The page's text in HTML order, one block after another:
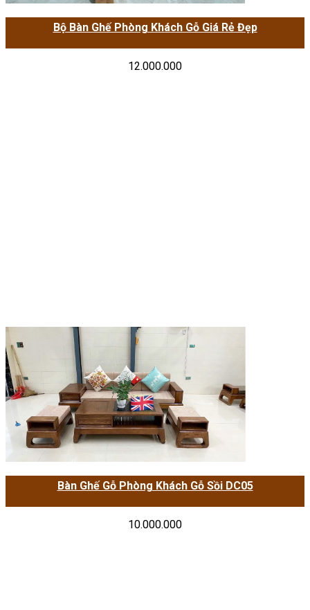
Bộ Bàn Ghế Phòng Khách Gỗ Giá Rẻ Đẹp
12.000.000
Bàn Ghế Gỗ Phòng Khách Gỗ Sồi DC05
10.000.000